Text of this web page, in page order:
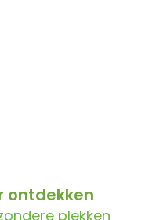
ontdekken
plekken